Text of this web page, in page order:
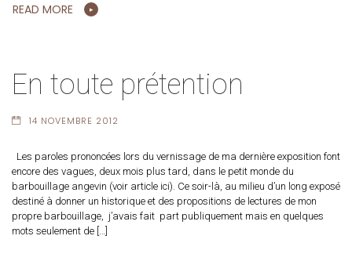
READ MORE
En toute prétention
14 NOVEMBRE 2012
Les paroles prononcées lors du vernissage de ma dernière exposition font
encore des vagues, deux mois plus tard, dans le petit monde du
barbouillage angevin (voir article ici). Ce soir-là, au milieu d’un long exposé
destiné à donner un historique et des propositions de lectures de mon
propre barbouillage, j’avais fait part publiquement mais en quelques
mots seulement de […]